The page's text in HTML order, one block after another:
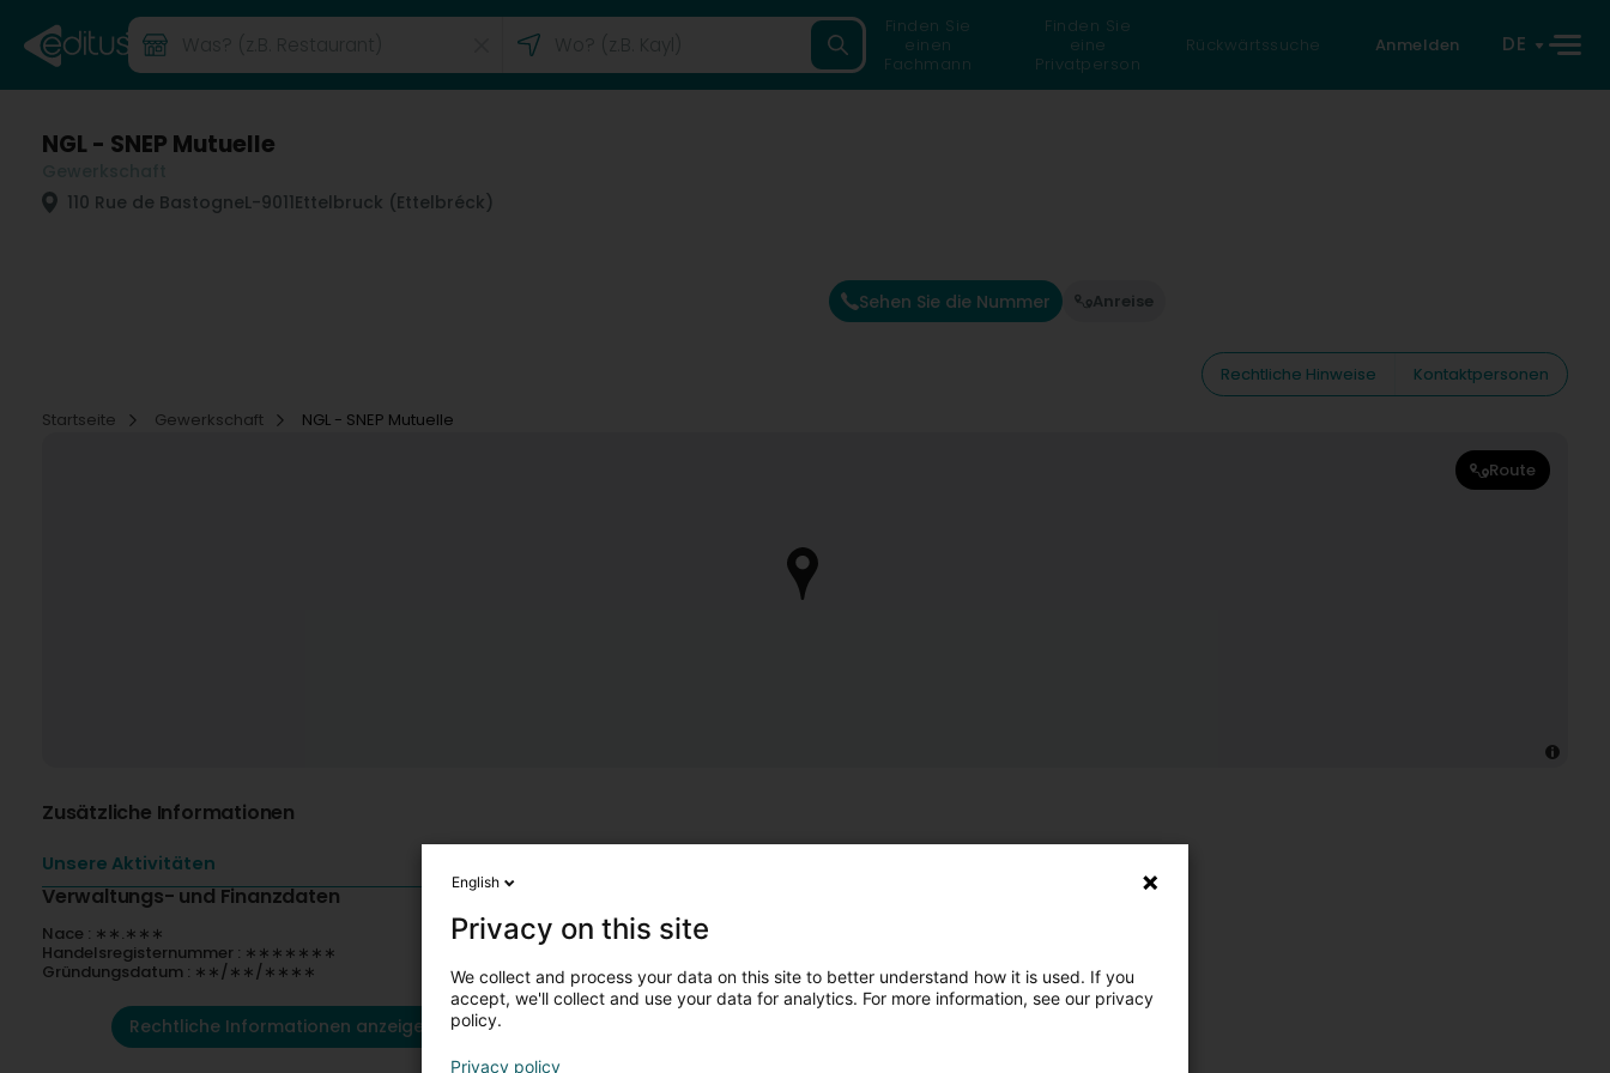
Finden Sie
einen
Fachmann
Finden Sie
eine
Privatperson
Rückwärtssuche Anmelden DE
NGL - SNEP Mutuelle
110 Rue de BastogneL-9011Ettelbruck (Ettelbréck)
Sehen Sie die Nummer Anreise
Rechtliche Hinweise
Kontaktpersonen
Startseite
Gewerkschaft NGL - SNEP Mutuelle
Route
Zusätzliche Informationen
Unsere Aktivitäten
Verwaltungs- und Finanzdaten
Nace : ∗∗.∗∗∗
Handelsregisternummer : ∗∗∗∗∗∗∗
Gründungsdatum : ∗∗/∗∗/∗∗∗∗
Rechtliche Informationen anzeigen
English
Privacy on this site
We collect and process your data on this site to better understand how it is used. If you
accept, we'll collect and use your data for analytics. For more information, see our privacy
policy.
Privacy policy